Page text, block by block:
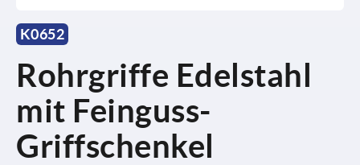
K0652
Rohrgriffe Edelstahl
mit Feinguss-
Griffschenkel